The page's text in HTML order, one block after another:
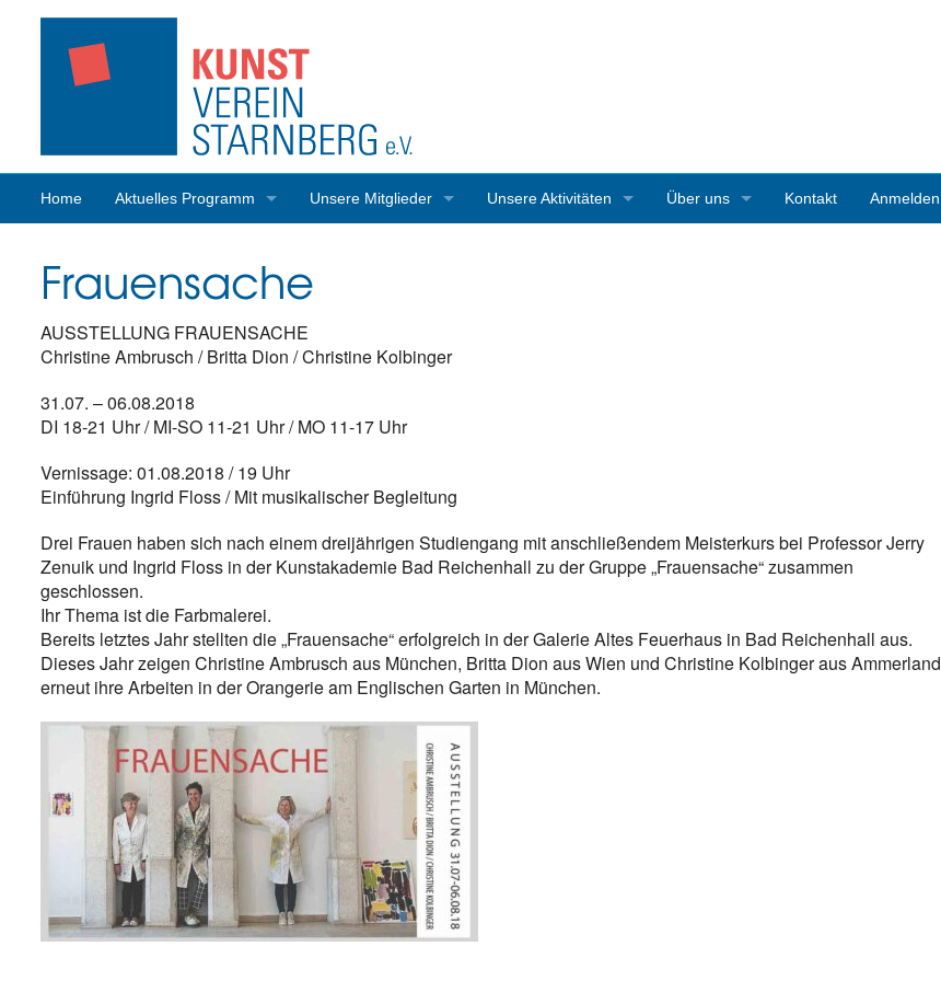
Home Aktuelles Programm Unsere Mitglieder Unsere Aktivitäten Über uns Kontakt Anmelden
Frauensache
AUSSTELLUNG FRAUENSACHE
Christine Ambrusch / Britta Dion / Christine Kolbinger
31.07. – 06.08.2018
DI 18-21 Uhr / MI-SO 11-21 Uhr / MO 11-17 Uhr
Vernissage: 01.08.2018 / 19 Uhr
Einführung Ingrid Floss / Mit musikalischer Begleitung
Drei Frauen haben sich nach einem dreijährigen Studiengang mit anschließendem Meisterkurs bei Professor Jerry
Zenuik und Ingrid Floss in der Kunstakademie Bad Reichenhall zu der Gruppe „Frauensache“ zusammen
geschlossen.
Ihr Thema ist die Farbmalerei.
Bereits letztes Jahr stellten die „Frauensache“ erfolgreich in der Galerie Altes Feuerhaus in Bad Reichenhall aus.
Dieses Jahr zeigen Christine Ambrusch aus München, Britta Dion aus Wien und Christine Kolbinger aus Ammerland
erneut ihre Arbeiten in der Orangerie am Englischen Garten in München.